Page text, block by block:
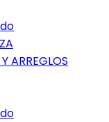
ARREGLOS